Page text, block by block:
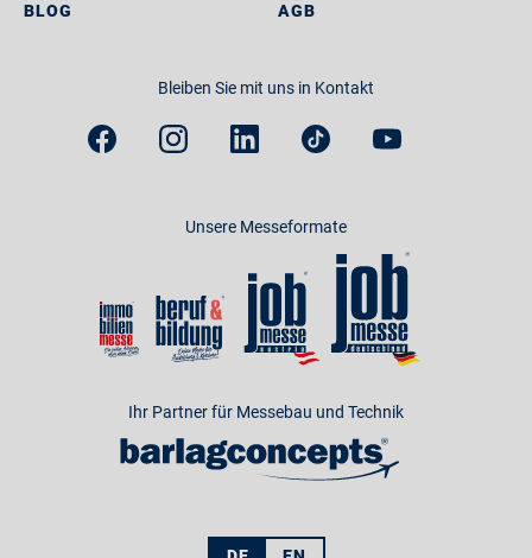
BLOG AGB
Bleiben Sie mit uns in Kontakt
Unsere Messeformate
Ihr Partner für Messebau und Technik